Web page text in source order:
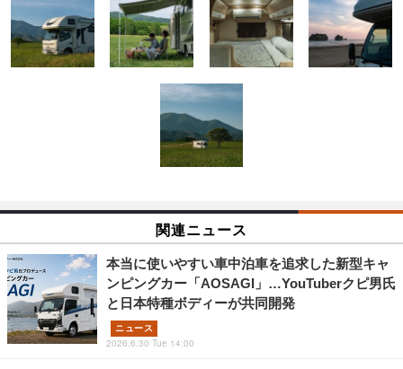
関連ニュース
本当に使いやすい車中泊車を追求した新型キャ
ンピングカー「AOSAGI」…YouTuberクピ男氏
と日本特種ボディーが共同開発
ニュース
2026.6.30 Tue 14:00